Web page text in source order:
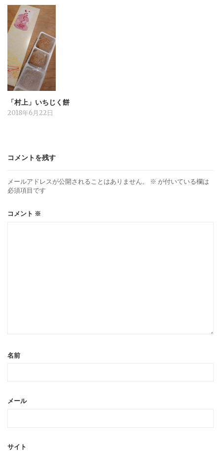
「村上」いちじく餅
2018年6月22日
コメントを残す
メールアドレスが公開されることはありません。 ※ が付いている欄は
必須項目です
コメント ※
名前
メール
サイト